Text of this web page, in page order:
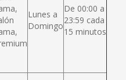
Lunes a
Domingo
De 00:00 a
23:59 cada
15 minutos